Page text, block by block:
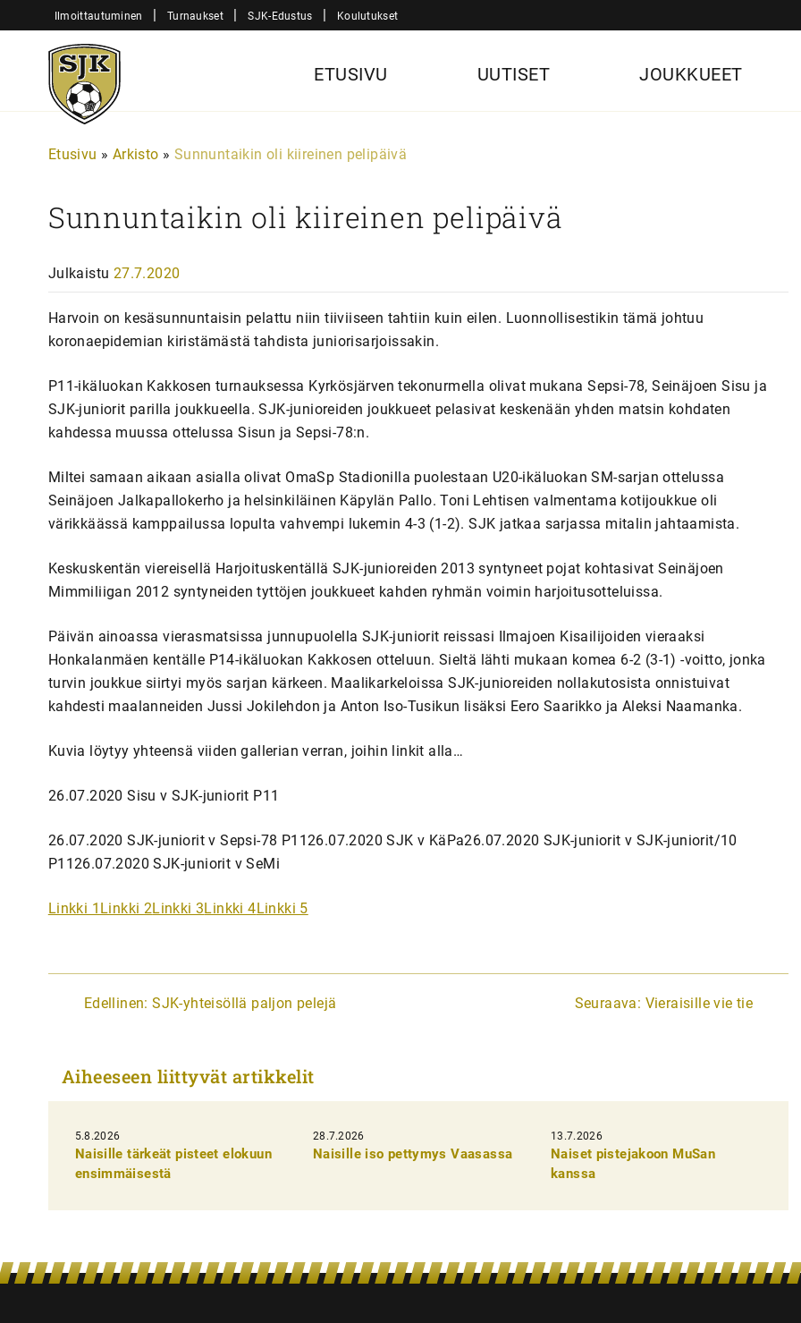
sisältöön
Ilmoittautuminen | Turnaukset | SJK-Edustus | Koulutukset
Sjk-
Juniorit
ETUSIVU UUTISET JOUKKUEET
Etusivu » Arkisto » Sunnuntaikin oli kiireinen pelipäivä
Sunnuntaikin oli kiireinen pelipäivä
Julkaistu 27.7.2020
Harvoin on kesäsunnuntaisin pelattu niin tiiviiseen tahtiin kuin eilen. Luonnollisestikin tämä johtuu
koronaepidemian kiristämästä tahdista juniorisarjoissakin.
P11-ikäluokan Kakkosen turnauksessa Kyrkösjärven tekonurmella olivat mukana Sepsi-78, Seinäjoen Sisu ja
SJK-juniorit parilla joukkueella. SJK-junioreiden joukkueet pelasivat keskenään yhden matsin kohdaten
kahdessa muussa ottelussa Sisun ja Sepsi-78:n.
Miltei samaan aikaan asialla olivat OmaSp Stadionilla puolestaan U20-ikäluokan SM-sarjan ottelussa
Seinäjoen Jalkapallokerho ja helsinkiläinen Käpylän Pallo. Toni Lehtisen valmentama kotijoukkue oli
värikkäässä kamppailussa lopulta vahvempi lukemin 4-3 (1-2). SJK jatkaa sarjassa mitalin jahtaamista.
Keskuskentän viereisellä Harjoituskentällä SJK-junioreiden 2013 syntyneet pojat kohtasivat Seinäjoen
Mimmiliigan 2012 syntyneiden tyttöjen joukkueet kahden ryhmän voimin harjoitusotteluissa.
Päivän ainoassa vierasmatsissa junnupuolella SJK-juniorit reissasi Ilmajoen Kisailijoiden vieraaksi
Honkalanmäen kentälle P14-ikäluokan Kakkosen otteluun. Sieltä lähti mukaan komea 6-2 (3-1) -voitto, jonka
turvin joukkue siirtyi myös sarjan kärkeen. Maalikarkeloissa SJK-junioreiden nollakutosista onnistuivat
kahdesti maalanneiden Jussi Jokilehdon ja Anton Iso-Tusikun lisäksi Eero Saarikko ja Aleksi Naamanka.
Kuvia löytyy yhteensä viiden gallerian verran, joihin linkit alla…
26.07.2020 Sisu v SJK-juniorit P11
26.07.2020 SJK-juniorit v Sepsi-78 P1126.07.2020 SJK v KäPa26.07.2020 SJK-juniorit v SJK-juniorit/10
P1126.07.2020 SJK-juniorit v SeMi
Linkki 1 Linkki 2Linkki 3Linkki 4Linkki 5
A
i
k
e
n
Edellinen: SJK-yhteisöllä paljon pelejä Seuraava: Vieraisille vie tie
Aiheeseen liittyvät artikkelit
5.8.2026
Naisille tärkeät pisteet elokuun
ensimmäisestä
28.7.2026
Naisille iso pettymys Vaasassa
13.7.2026
Naiset pistejakoon MuSan
kanssa